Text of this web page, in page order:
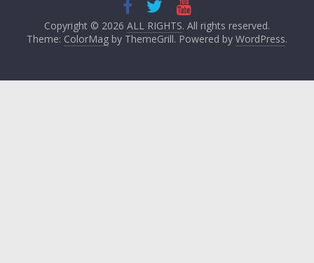
Copyright © 2026 ALL RIGHTS. All rights reserved.
Theme: ColorMagby ThemeGrill. Powered by WordPress.